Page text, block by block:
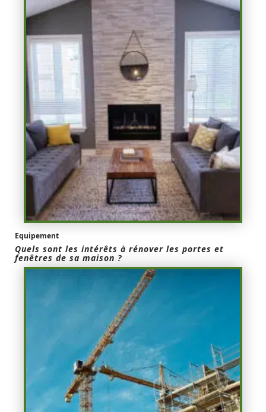
Equipement
Quels sont les intérêts à rénover les portes et
fenêtres de sa maison ?